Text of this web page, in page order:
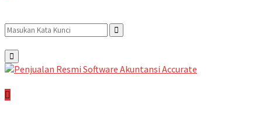
Search
for:
Search
Primary
Menu